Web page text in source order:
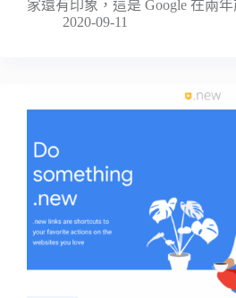
家還有印象，這是 Google 在兩
2020-09-11